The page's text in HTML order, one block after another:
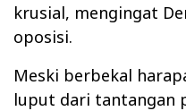
krusial, mengingat
oposisi.
Meski berbekal
luput dari tantangan